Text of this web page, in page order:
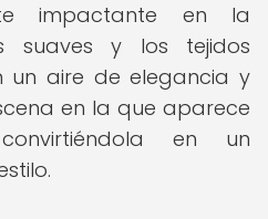
impactante en la
suaves y los tejidos
un aire de elegancia y
en la que aparece
en un